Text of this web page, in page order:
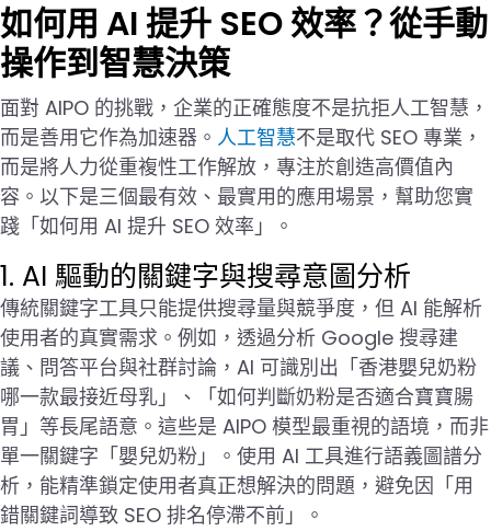
如何用 AI 提升 SEO 效率？從手動
操作到智慧決策
面對 AIPO 的挑戰，企業的正確態度不是抗拒人工智慧，
而是善用它作為加速器。 人工智慧不是取代 SEO 專業，
而是將人力從重複性工作解放，專注於創造高價值內
容。以下是三個最有效、最實用的應用場景，幫助您實
踐「如何用 AI 提升 SEO 效率」。
1. AI 驅動的關鍵字與搜尋意圖分析
傳統關鍵字工具只能提供搜尋量與競爭度，但 AI 能解析
使用者的真實需求。例如，透過分析 Google 搜尋建
議、問答平台與社群討論，AI 可識別出「香港嬰兒奶粉
哪一款最接近母乳」、「如何判斷奶粉是否適合寶寶腸
胃」等長尾語意。這些是 AIPO 模型最重視的語境，而非
單一關鍵字「嬰兒奶粉」。使用 AI 工具進行語義圖譜分
析，能精準鎖定使用者真正想解決的問題，避免因「用
錯關鍵詞導致 SEO 排名停滯不前」。